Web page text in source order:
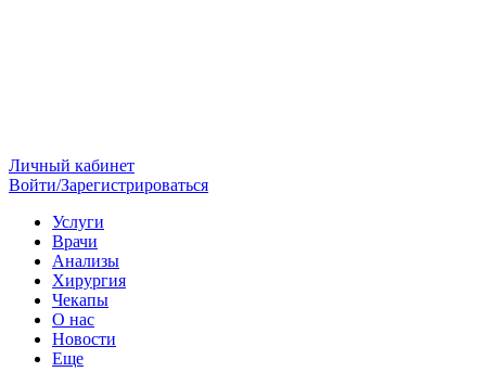
Личный кабинет
Войти/Зарегистрироваться
Услуги
Врачи
Анализы
Хирургия
Чекапы
О нас
Новости
Еще